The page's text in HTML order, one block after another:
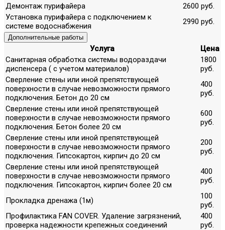
Демонтаж пурифайера
2600 руб.
Установка пурифайера с подключением к
системе водоснабжения
2990 руб.
Дополнительные работы
Услуга
Цена
Санитарная обработка системы водораздачи
диспенсера ( с учетом материалов)
1800
руб.
Сверление стены или иной препятствующей
поверхности в случае невозможности прямого
подключения. Бетон до 20 см
400
руб.
Сверление стены или иной препятствующей
поверхности в случае невозможности прямого
подключения. Бетон более 20 см
600
руб.
Сверление стены или иной препятствующей
поверхности в случае невозможности прямого
подключения. Гипсокартон, кирпич до 20 см
200
руб.
Сверление стены или иной препятствующей
поверхности в случае невозможности прямого
подключения. Гипсокартон, кирпич более 20 см
400
руб.
Прокладка дренажа (1м)
100
руб.
Профилактика FAN COVER. Удаление загрязнений,
проверка надежности крепежных соединений
400
руб.